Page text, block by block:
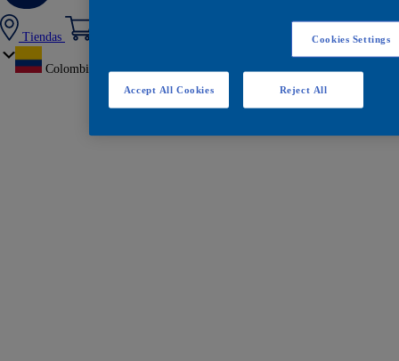
Tiendas
Colombia
Cookies Settings
Reject All
Accept All Cookies